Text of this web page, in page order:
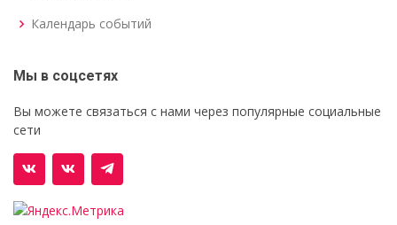
Календарь событий
Мы в соцсетях
Вы можете связаться с нами через популярные социальные
сети